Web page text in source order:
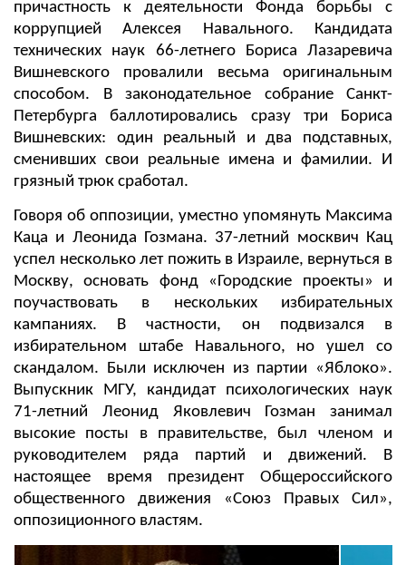
причастность к деятельности Фонда борьбы с
коррупцией Алексея Навального. Кандидата
технических наук 66-летнего Бориса Лазаревича
Вишневского провалили весьма оригинальным
способом. В законодательное собрание Санкт-
Петербурга баллотировались сразу три Бориса
Вишневских: один реальный и два подставных,
сменивших свои реальные имена и фамилии. И
грязный трюк сработал.
Говоря об оппозиции, уместно упомянуть Максима
Каца и Леонида Гозмана. 37-летний москвич Кац
успел несколько лет пожить в Израиле, вернуться в
Москву, основать фонд «Городские проекты» и
поучаствовать в нескольких избирательных
кампаниях. В частности, он подвизался в
избирательном штабе Навального, но ушел со
скандалом. Были исключен из партии «Яблоко».
Выпускник МГУ, кандидат психологических наук
71-летний Леонид Яковлевич Гозман занимал
высокие посты в правительстве, был членом и
руководителем ряда партий и движений. В
настоящее время президент Общероссийского
общественного движения «Союз Правых Сил»,
оппозиционного властям.